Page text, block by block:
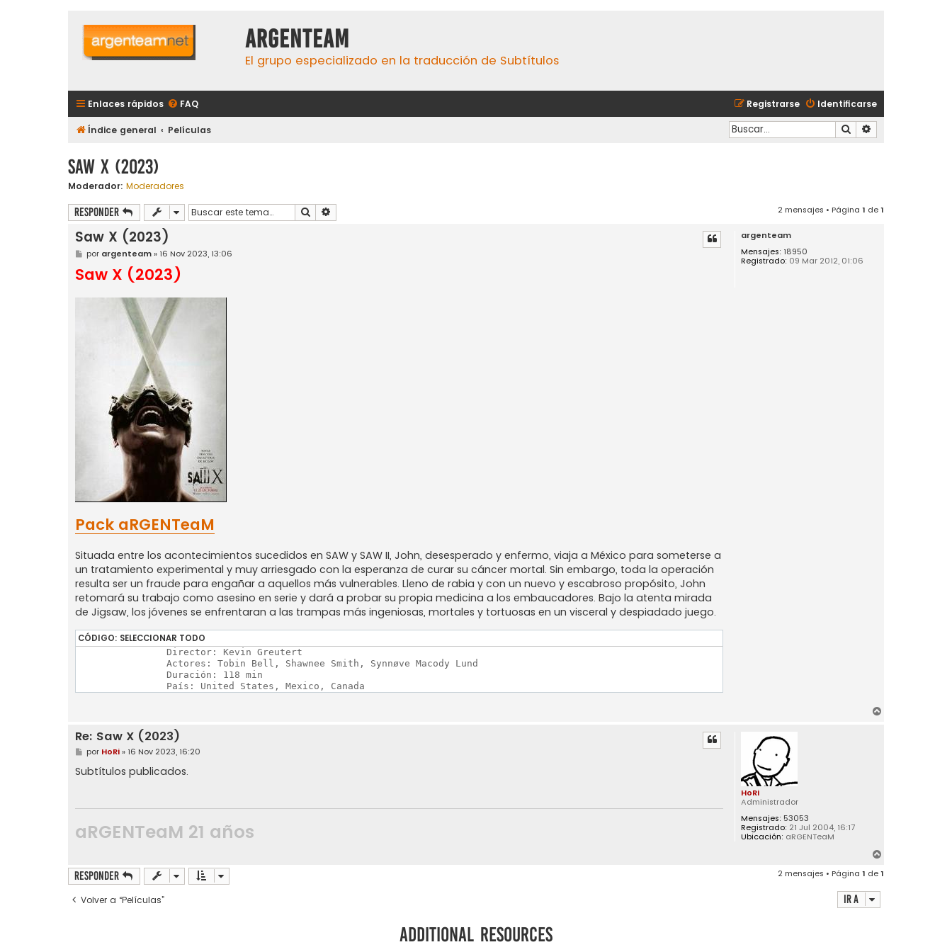
aRGENTeaM
El grupo especializado en la traducción de Subtítulos
Enlaces rápidos FAQ Identificarse
Registrarse
Índice general Películas Buscar
Saw X (2023)
Moderador: Moderadores
Responder Buscar 2 mensajes • Página 1 de1
argenteam
Mensajes: 18950
Registrado: 09 Mar 2012, 01:06
Saw X (2023)
M
e
n
s
por argenteam» 16 Nov 2023, 13:06
Saw X (2023)
Pack aRGENTeaM
Situada entre los acontecimientos sucedidos en SAW y SAW II, John, desesperado y enfermo, viaja a México para someterse a
un tratamiento experimental y muy arriesgado con la esperanza de curar su cáncer mortal. Sin embargo, toda la operación
resulta ser un fraude para engañar a aquellos más vulnerables. Lleno de rabia y con un nuevo y escabroso propósito, John
retomará su trabajo como asesino en serie y dará a probar su propia medicina a los embaucadores. Bajo la atenta mirada
de Jigsaw, los jóvenes se enfrentaran a las trampas más ingeniosas, mortales y tortuosas en un visceral y despiadado juego.
CÓDIGO: SELECCIONAR TODO
		País: United States, Mexico, Canada
HoRi
Administrador
Mensajes: 53053
Registrado: 21 Jul 2004, 16:17
Ubicación: aRGENTeaM
Re: Saw X (2023)
M
e
n
s
e
por HoRi» 16 Nov 2023, 16:20
Subtítulos publicados.
aRGENTeaM 21 años
Responder 2 mensajes • Página 1 de1
Volver a “Películas” Ir a
Additional resources